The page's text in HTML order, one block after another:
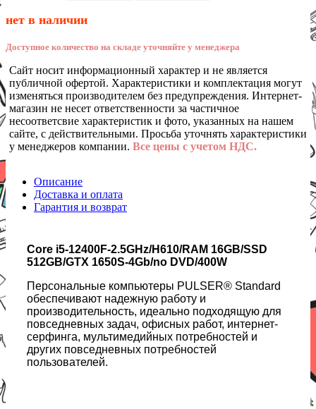
нет в наличии
Доступное количество на складе уточняйте у менеджера
Сайт носит информационный характер и не является
публичной офертой. Характеристики и комплектация могут
изменяться производителем без предупреждения. Интернет-
магазин не несет ответственности за частичное
несоответсвие характеристик и фото, указанных на нашем
сайте, с действительными. Просьба уточнять характеристики
у менеджеров компании. Все цены с учетом НДС.
Описание
Доставка и оплата
Гарантия и возврат
Core i5-12400F-2.5GHz/H610/RAM 16GB/SSD
512GB/GTX 1650S-4Gb/no DVD/400W
Персональные компьютеры PULSER® Standard
обеспечивают надежную работу и
производительность, идеально подходящую для
повседневных задач, офисных работ, интернет-
серфинга, мультимедийных потребностей и
других повседневных потребностей
пользователей.